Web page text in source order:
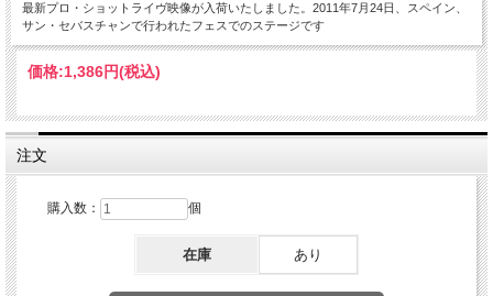
最新プロ・ショットライヴ映像が入荷いたしました。2011年7月24日、スペイン、
サン・セバスチャンで行われたフェスでのステージです
価格:1,386円(税込)
注文
購入数： 個
在庫 あり